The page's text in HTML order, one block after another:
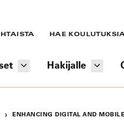
HAE KOULUTUKSIA
Hakijalle
› ENHANCING DIGITAL AND